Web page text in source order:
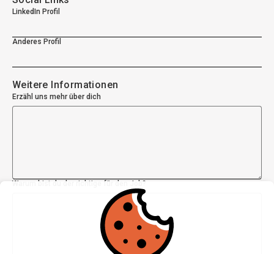
LinkedIn Profil
Anderes Profil
Weitere Informationen
Erzähl uns mehr über dich
Warum bist du der richtige für den Job?